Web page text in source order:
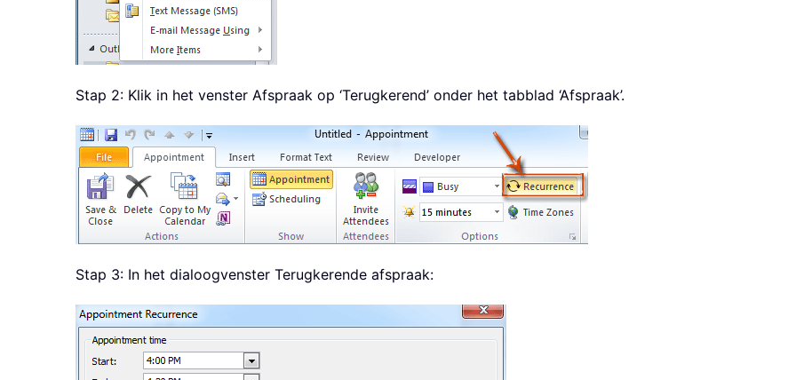
Stap 2: Klik in het venster Afspraak op ‘Terugkerend’ onder het tabblad ‘Afspraak’.
Stap 3: In het dialoogvenster Terugkerende afspraak: